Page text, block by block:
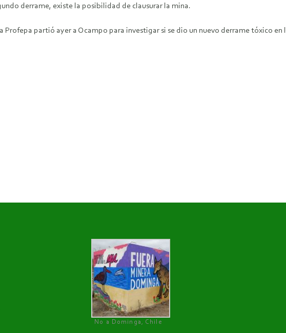
derrame, existe la posibilidad de clausurar la mina.
Profepa partió ayer a Ocampo para investigar si se dio un nuevo derrame tóxico en
No a Dominga, Chile